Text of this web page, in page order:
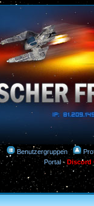
Benutzergruppen
Portal-Discord